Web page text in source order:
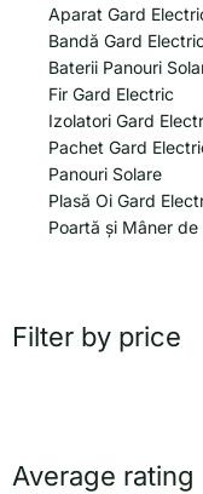
Aparat Gard
Bandă Gard Electric
Baterii Panouri
Fir Gard Electric
Izolatori Gard
Pachet Gard
Panouri Solare
Plasă Oi Gard
Poartă și Mâner de
Filter by price
Average rating